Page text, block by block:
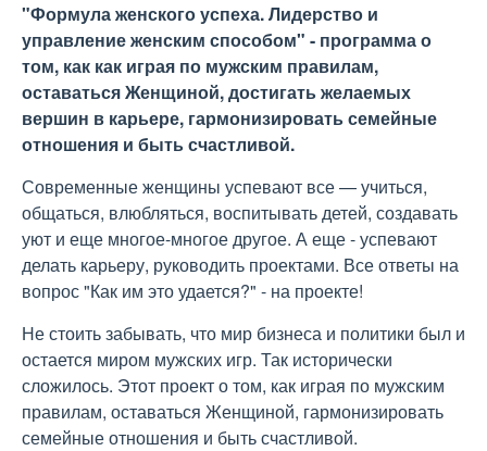
"Формула женского успеха. Лидерство и
управление женским способом" - программа о
том, как как играя по мужским правилам,
оставаться Женщиной, достигать желаемых
вершин в карьере, гармонизировать семейные
отношения и быть счастливой.
Современные женщины успевают все — учиться,
общаться, влюбляться, воспитывать детей, создавать
уют и еще многое-многое другое. А еще - успевают
делать карьеру, руководить проектами. Все ответы на
вопрос "Как им это удается?" - на проекте!
Не стоить забывать, что мир бизнеса и политики был и
остается миром мужских игр. Так исторически
сложилось. Этот проект о том, как играя по мужским
правилам, оставаться Женщиной, гармонизировать
семейные отношения и быть счастливой.